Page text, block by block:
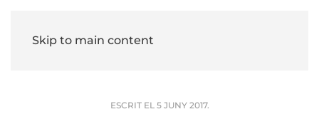
Skip to main content
ESCRIT EL 5 JUNY 2017.